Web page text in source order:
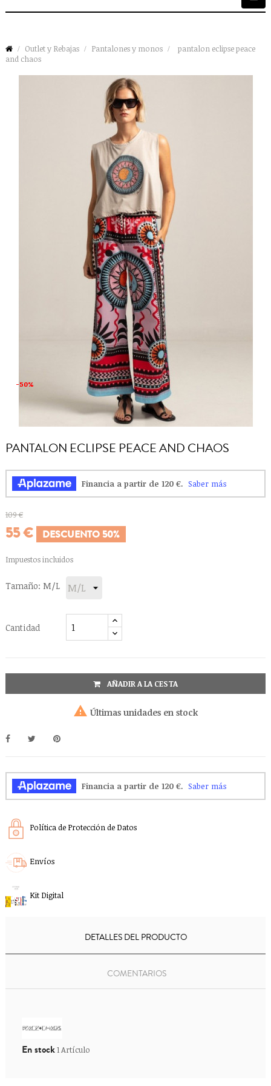
de
Outlet y Rebajas Pantalones y monos
pantalon eclipse peace
and chaos
-50%
-50%
PANTALON ECLIPSE PEACE AND CHAOS
109 €
55 € DESCUENTO 50%
Impuestos incluidos
Tamaño: M/L
Cantidad
AÑADIR A LA CESTA
 Últimas unidades en stock
Política de Protección de Datos
Envíos
Kit Digital
DETALLES DEL PRODUCTO
COMENTARIOS
En stock1 Artículo